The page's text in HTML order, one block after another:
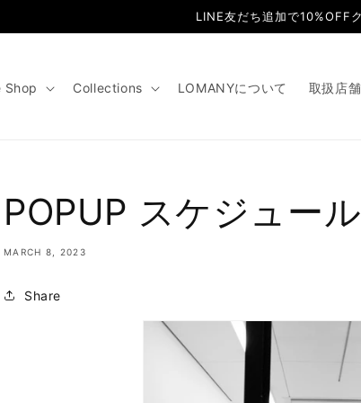
LINE友だち追加で10%OFF
Shop Collections LOMANYについて 取扱店舗
POPUP スケジュール
MARCH 8, 2023
Share